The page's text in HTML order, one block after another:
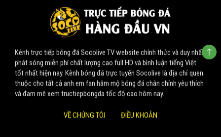
Kênh trực tiếp bóng đá Socolive TV website chính thức và duy nhất
phát sóng miễn phí chất lượng cao full HD và bình luận tiếng Việt
tốt nhất hiện nay. Kênh bóng đá trực tuyến Socolive là địa chỉ quen
thuộc cho tất cả anh em fan hâm mộ bóng đá chân chính yêu thích
và đam mê xem tructiepbongda tốc độ cao hôm nay.
VỀ CHÚNG TÔI ĐIỀU KHOẢN